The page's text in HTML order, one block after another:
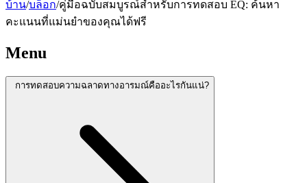
บ้าน/บล็อก/คู่มือฉบับสมบูรณ์สำหรับการทดสอบ EQ: ค้นหา
คะแนนที่แม่นยำของคุณได้ฟรี
Menu
การทดสอบความฉลาดทางอารมณ์คืออะไรกันแน่?